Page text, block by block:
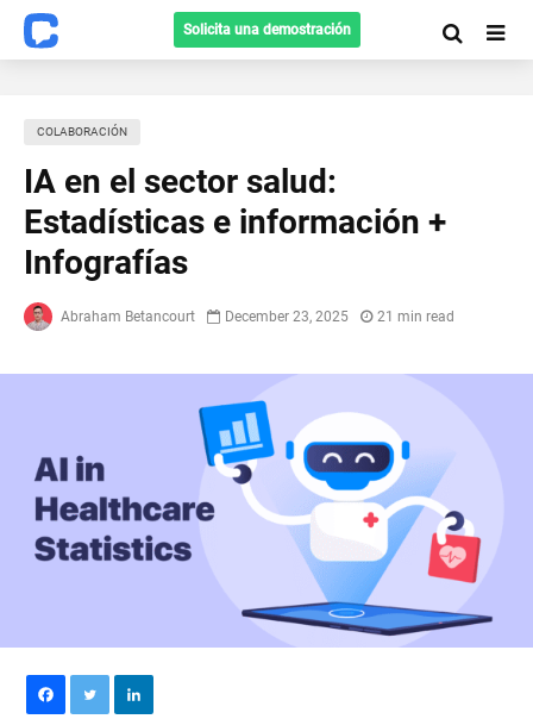
Solicita una demostración
СOLABORACIÓN
IA en el sector salud:
Estadísticas e información +
Infografías
Abraham Betancourt December 23, 2025 21 min read